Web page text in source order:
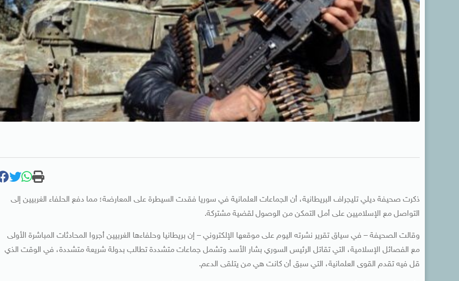
ذكرت صحيفة ديلي تليجراف البريطانية، أن الجماعات العلمانية في سوريا فقدت السيطرة على المعارضة؛ مما دفع الحلفاء الغربيين إلى
التواصل مع الإسلاميين على أمل التمكن من الوصول لقضية مشتركة.
وقالت الصحيفة – في سياق تقرير نشرته اليوم على موقعها الإلكتروني – إن بريطانيا وحلفاءها الغربيين أجروا المحادثات المباشرة الأولى
مع الفصائل الإسلامية، التي تقاتل الرئيس السوري بشار الأسد وتشمل جماعات متشددة تطالب بدولة شريعة متشددة، في الوقت الذي
قل فيه تقدم القوى العلمانية، التي سبق أن كانت هي من يتلقى الدعم.